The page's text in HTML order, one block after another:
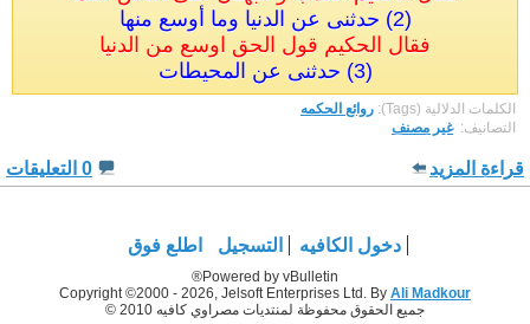
(2) حدثنى عن الدنيا وما أوسع منها
فقال الحكيم قول الحق اوسع من الدنيا
(3) حدثنى عن المحيطات
الكلمات الدلالية (Tags):
روائع الحكمه
التصانيف: ‏غير مصنف
0 التعليقات قراءة المزيد
دخول الكافيه التسجيل اطلع فوق
Powered by vBulletin®
Copyright ©2000 - 2026, Jelsoft Enterprises Ltd. By Ali Madkour
جميع الحقوق محفوظة لمنتديات مصراوي كافيه 2010 ©